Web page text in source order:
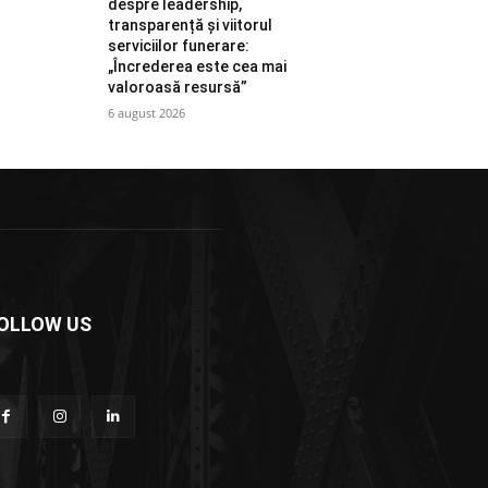
despre leadership,
transparență și viitorul
serviciilor funerare:
„Încrederea este cea mai
valoroasă resursă”
6 august 2026
US